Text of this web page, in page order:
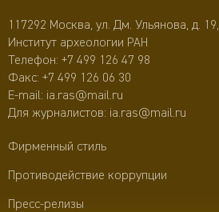
117292 Москва, ул. Дм. Ульянова, д. 19,
Институт археологии РАН
Телефон: +7 499 126 47 98
Факс: +7 499 126 06 30
E-mail: ia.ras@mail.ru
Для журналистов: ia.ras@mail.ru
Фирменный стиль
Противодействие коррупции
Пресс-релизы